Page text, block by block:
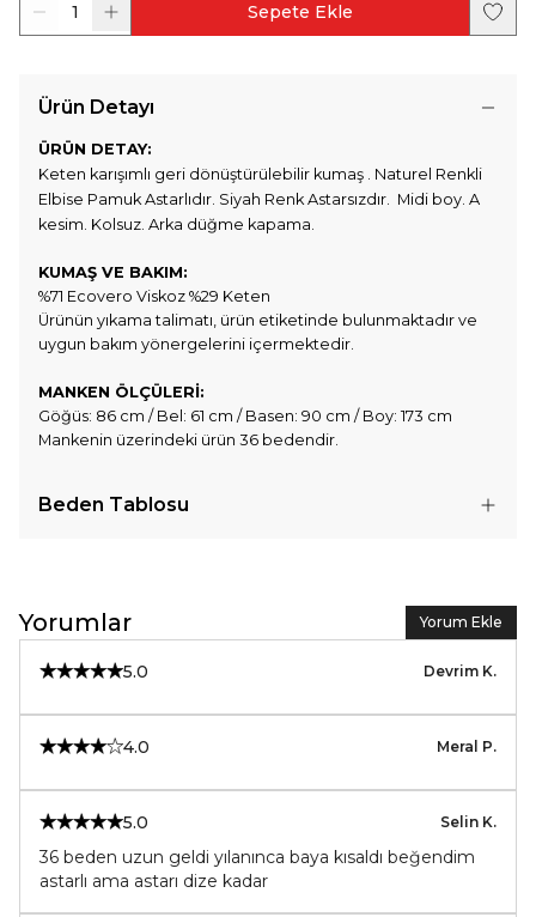
1 Sepete Ekle
Ürün Detayı
ÜRÜN DETAY:
Keten karışımlı geri dönüştürülebilir kumaş . Naturel Renkli
Elbise Pamuk Astarlıdır. Siyah Renk Astarsızdır. Midi boy. A
kesim. Kolsuz. Arka düğme kapama.
KUMAŞ VE BAKIM:
%71 Ecovero Viskoz %29 Keten
Ürünün yıkama talimatı, ürün etiketinde bulunmaktadır ve
uygun bakım yönergelerini içermektedir.
MANKEN ÖLÇÜLERİ:
Göğüs: 86 cm / Bel: 61 cm / Basen: 90 cm / Boy: 173 cm
Mankenin üzerindeki ürün 36 bedendir.
Beden Tablosu
Yorumlar Yorum Ekle
5.0 Devrim K.
4.0 Meral P.
5.0 Selin K.
36 beden uzun geldi yılanınca baya kısaldı beğendim
astarlı ama astarı dize kadar